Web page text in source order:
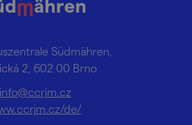
Südmähren,
2, 602 00 Brno
info@ccrjm.cz
de/